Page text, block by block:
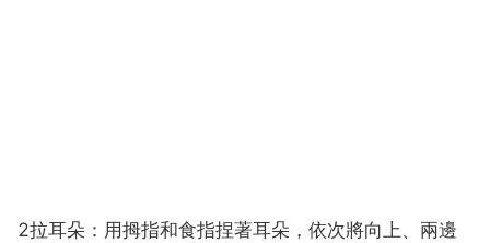
2拉耳朵：用拇指和食指捏著耳朵，依次將向上、兩邊